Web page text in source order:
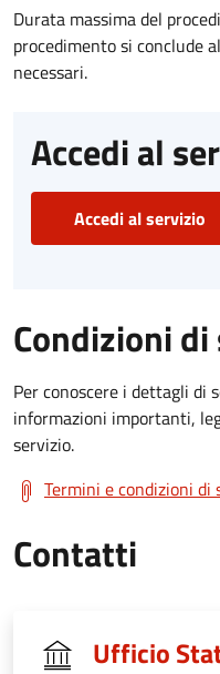
Durata massima del
procedimento si conclude
necessari.
Accedi al
Accedi al servizio
Condizioni
Per conoscere i dettagli di
informazioni importanti,
servizio.
Termini e condizioni di
Contatti
Ufficio